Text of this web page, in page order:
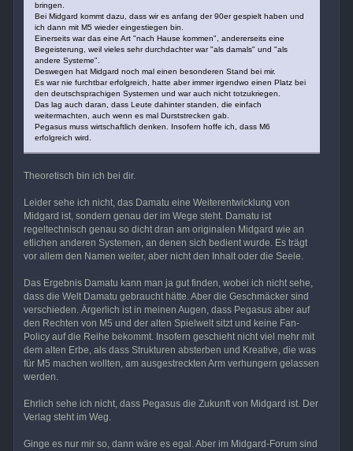
bringen.
Bei Midgard kommt dazu, dass wir es anfang der 90er gespielt haben und
ich dann mit M5 wieder eingestiegen bin.
Einerseits war das eine Art "nach Hause kommen", andererseits eine
Begeisterung, weil vieles sehr durchdachter war "als damals" und "als
andere Systeme".
Deswegen hat Midgard noch mal einen besonderen Stand bei mir.
Es war nie furchtbar erfolgreich, hatte aber immer irgendwo einen Platz bei
den deutschsprachigen Systemen und war auch nicht totzukriegen.
Das lag auch daran, dass Leute dahinter standen, die einfach
weitermachten, auch wenn es mal Durststrecken gab.
Pegasus muss wirtschaftlich denken. Insofern hoffe ich, dass M6
erfolgreich wird.
Theoretisch bin ich bei dir.
Leider sehe ich nicht, das Damatu eine Weiterentwicklung von
Midgard ist, sondern genau der im Wege steht. Damatu ist
regeltechnisch genau so dicht dran am originalen Midgard wie an
etlichen anderen Systemen, an denen sich bedient wurde. Es trägt
vor allem den Namen weiter, aber nicht den Inhalt oder die Seele.
Das Ergebnis Damatu kann man ja gut finden, wobei ich nicht sehe,
dass die Welt Damatu gebraucht hätte. Aber die Geschmäcker sind
verschieden. Ärgerlich ist in meinen Augen, dass Pegasus aber auf
den Rechten von M5 und der alten Spielwelt sitzt und keine Fan-
Policy auf die Reihe bekommt. Insofern geschieht nicht viel mehr mit
dem alten Erbe, als dass Strukturen absterben und Kreative, die was
für M5 machen wollten, am ausgestreckten Arm verhungern gelassen
werden.
Ehrlich sehe ich nicht, dass Pegasus die Zukunft von Midgard ist. Der
Verlag steht im Weg.
Ginge es nur mir so, dann wäre es egal. Aber im Midgard-Forum sind